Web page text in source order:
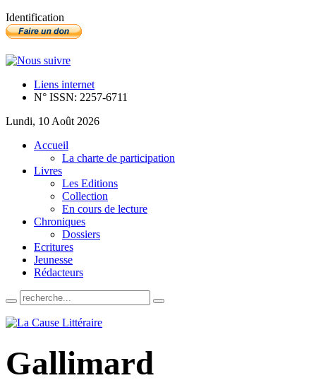
Identification
Liens internet
N° ISSN: 2257-6711
Lundi, 10 Août 2026
Accueil
La charte de participation
Livres
Les Editions
Collection
En cours de lecture
Chroniques
Dossiers
Ecritures
Jeunesse
Rédacteurs
Gallimard